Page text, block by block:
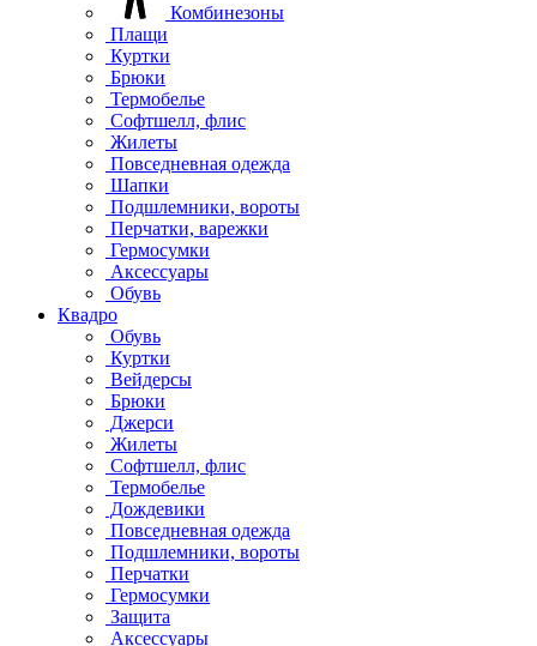
Комбинезоны
Плащи
Куртки
Брюки
Термобелье
Софтшелл, флис
Жилеты
Повседневная одежда
Шапки
Подшлемники, вороты
Перчатки, варежки
Гермосумки
Аксессуары
Обувь
Квадро
Обувь
Куртки
Вейдерсы
Брюки
Джерси
Жилеты
Софтшелл, флис
Термобелье
Дождевики
Повседневная одежда
Подшлемники, вороты
Перчатки
Гермосумки
Защита
Аксессуары